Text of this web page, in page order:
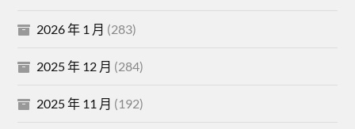
2026 年 1 月 (283)
2025 年 12 月 (284)
2025 年 11 月 (192)